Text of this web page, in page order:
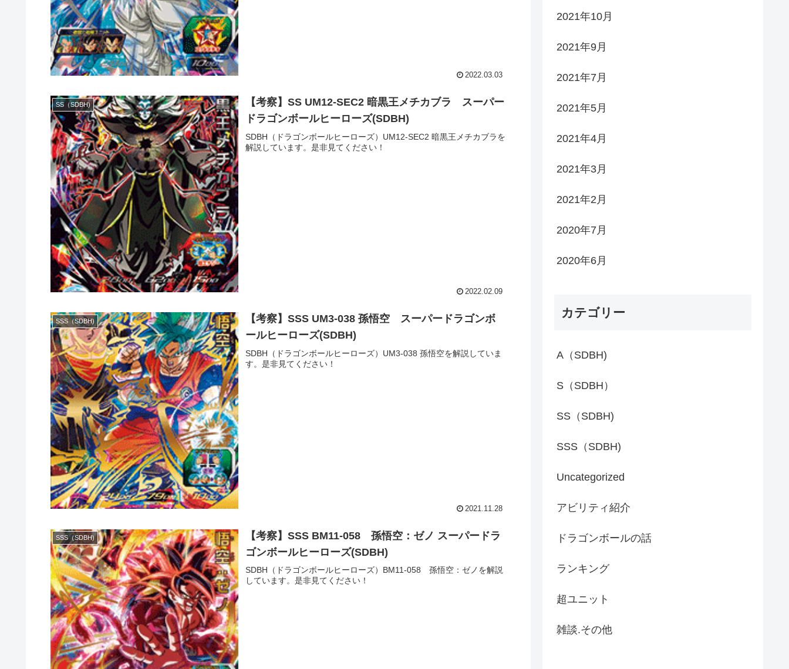
2022.03.03
SS（SDBH)
【考察】SS UM12-SEC2 暗黒王メチカブラ スーパー
ドラゴンボールヒーローズ(SDBH)
SDBH（ドラゴンボールヒーローズ）UM12-SEC2 暗黒王メチカブラを
解説しています。是非見てください！
2022.02.09
SSS（SDBH)
【考察】SSS UM3-038 孫悟空 スーパードラゴンボ
ールヒーローズ(SDBH)
SDBH（ドラゴンボールヒーローズ）UM3-038 孫悟空を解説していま
す。是非見てください！
2021.11.28
SSS（SDBH)
【考察】SSS BM11-058 孫悟空：ゼノ スーパードラ
ゴンボールヒーローズ(SDBH)
SDBH（ドラゴンボールヒーローズ）BM11-058 孫悟空：ゼノを解説
しています。是非見てください！
2021年10月
2021年9月
2021年7月
2021年5月
2021年4月
2021年3月
2021年2月
2020年7月
2020年6月
カテゴリー
A（SDBH)
S（SDBH）
SS（SDBH)
SSS（SDBH)
Uncategorized
アビリティ紹介
ドラゴンボールの話
ランキング
超ユニット
雑談.その他